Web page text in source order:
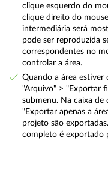
clique esquerdo do
clique direito do
intermediária será
pode ser reproduzida
correspondentes no
controlar a área.
Quando a área estiver
"Arquivo" > "Exportar
submenu. Na caixa de
"Exportar apenas a
projeto são
completo é exportado